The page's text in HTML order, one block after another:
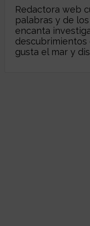
Redactora web
palabras y de
encanta
descubrimientos
gusta el mar y